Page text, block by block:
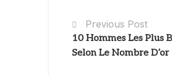
Previous Post
10 Hommes Les Plus
Selon Le Nombre D’or